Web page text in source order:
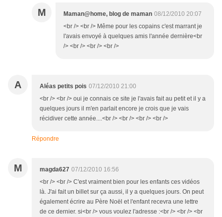
M Maman@home, blog de maman 08/12/2010 20:07
<br /> <br /> Même pour les copains c'est marrant je
l'avais envoyé à quelques amis l'année dernière<br
/> <br /> <br /> <br />
A Aléas petits pois 07/12/2010 21:00
<br /> <br /> oui je connais ce site je l'avais fait au petit et il y a
quelques jours il m'en parlait encore je crois que je vais
récidiver cette année....<br /> <br /> <br /> <br />
Répondre
M magda627 07/12/2010 16:56
<br /> <br /> C'est vraiment bien pour les enfants ces vidéos
là. J'ai fait un billet sur ça aussi, il y a quelques jours. On peut
également écrire au Père Noël et l'enfant recevra une lettre
de ce dernier. si<br /> vous voulez l'adresse :<br /> <br /> <br